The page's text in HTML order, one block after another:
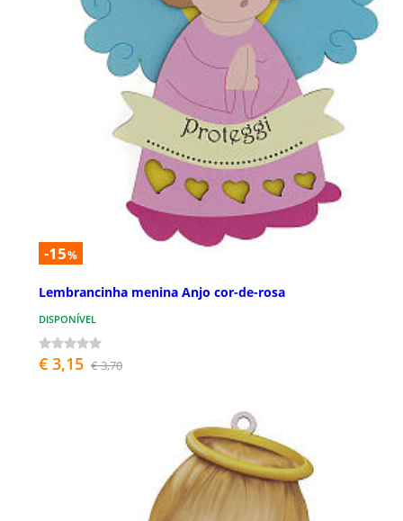
-15%
Lembrancinha menina Anjo cor-de-rosa
DISPONÍVEL
€ 3,15 € 3,70